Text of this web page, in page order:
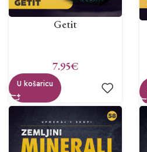
Getit
7.95€
U košaricu